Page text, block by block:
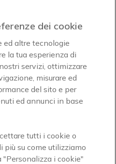
ed in assoluta sicurezza
dei cookie
ed altre tecnologie
la tua esperienza di
servizi, ottimizzare
misurare ed
del sito e per
ed annunci in base
tutti i cookie o
più su come utilizziamo
"Personalizza i cookie"